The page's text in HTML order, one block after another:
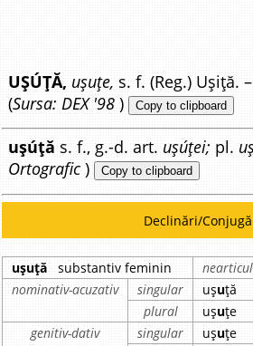
UȘÚȚĂ, ușuțe, s. f. (Reg.) Ușiță. –
(Sursa: DEX '98 ) Copy to clipboard
ușúță s. f., g.-d. art. ușúței; pl.
Ortografic ) Copy to clipboard
Declinări/
ușuță substantiv feminin
nominativ-acuzativ
singular ușuță
plural
ușuțe
genitiv-dativ
singular ușuțe